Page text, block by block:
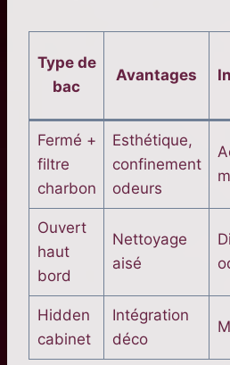
Type de
bac
Avantages
Fermé +
filtre
charbon
Esthétique,
confinement
odeurs
Ouvert
haut
bord
Nettoyage
aisé
Hidden
cabinet
Intégration
déco